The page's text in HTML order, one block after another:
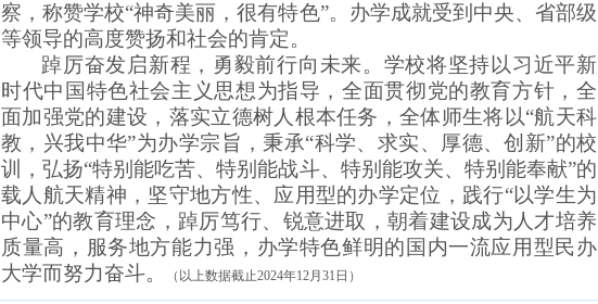
察，称赞学校“神奇美丽，很有特色”。办学成就受到中央、省部级
等领导的高度赞扬和社会的肯定。
踔厉奋发启新程，勇毅前行向未来。学校将坚持以习近平新
时代中国特色社会主义思想为指导，全面贯彻党的教育方针，全
面加强党的建设，落实立德树人根本任务，全体师生将以“航天科
教，兴我中华”为办学宗旨，秉承“科学、求实、厚德、创新”的校
训，弘扬“特别能吃苦、特别能战斗、特别能攻关、特别能奉献”的
载人航天精神，坚守地方性、应用型的办学定位，践行“以学生为
中心”的教育理念，踔厉笃行、锐意进取，朝着建设成为人才培养
质量高，服务地方能力强，办学特色鲜明的国内一流应用型民办
大学而努力奋斗。
（以上数据截止2024年12月31日）